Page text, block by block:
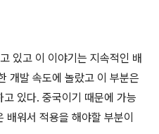
있고 이 이야기는 지속적인 배
개발 속도에 놀랐고 이 부분은
있다. 중국이기 때문에 가능
워서 적용을 해야할 부분이